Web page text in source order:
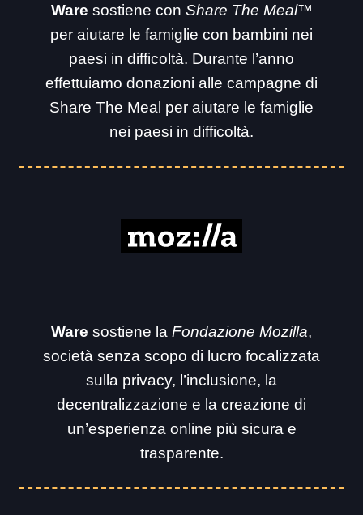
Ware sostiene con Share The Meal™
per aiutare le famiglie con bambini nei
paesi in difficoltà. Durante l’anno
effettuiamo donazioni alle campagne di
Share The Meal per aiutare le famiglie
nei paesi in difficoltà.
Ware sostiene la Fondazione Mozilla,
società senza scopo di lucro focalizzata
sulla privacy, l’inclusione, la
decentralizzazione e la creazione di
un’esperienza online più sicura e
trasparente.